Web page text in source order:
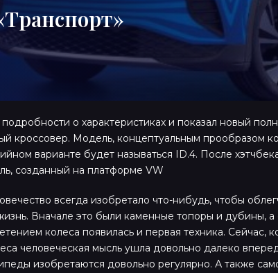
о характеристиках и показал новый
кроссовер. Модель, концептуальным прообразом
варианте будет называться ID.4. После
созданный на платформе VW
всегда изобретало что-нибудь, чтобы
Вначале это были каменные топоры и дубины, а
колеса появилась и первая техника. Сейчас,
человеческая мысль ушла довольно далеко
изобретаются довольно регулярно. А также